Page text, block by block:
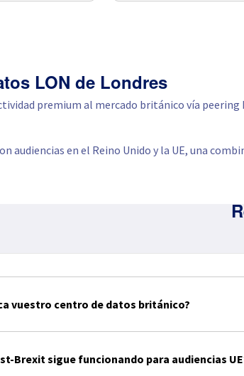
LON de Londres
premium al mercado británico vía
audiencias en el Reino Unido y la UE, una
vuestro centro de datos británico?
Brexit sigue funcionando para audiencias